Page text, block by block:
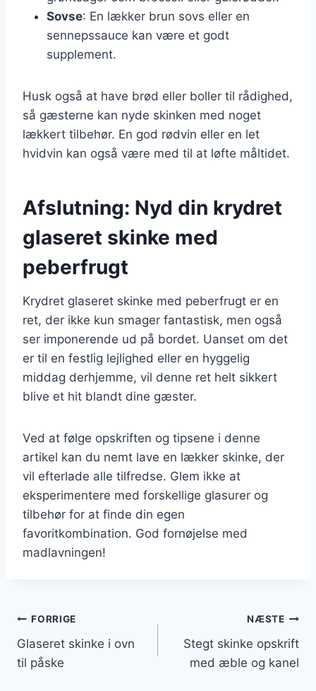
Sovse: En lækker brun sovs eller en
sennepssauce kan være et godt
supplement.
Husk også at have brød eller boller til rådighed,
så gæsterne kan nyde skinken med noget
lækkert tilbehør. En god rødvin eller en let
hvidvin kan også være med til at løfte måltidet.
Afslutning: Nyd din krydret
glaseret skinke med
peberfrugt
Krydret glaseret skinke med peberfrugt er en
ret, der ikke kun smager fantastisk, men også
ser imponerende ud på bordet. Uanset om det
er til en festlig lejlighed eller en hyggelig
middag derhjemme, vil denne ret helt sikkert
blive et hit blandt dine gæster.
Ved at følge opskriften og tipsene i denne
artikel kan du nemt lave en lækker skinke, der
vil efterlade alle tilfredse. Glem ikke at
eksperimentere med forskellige glasurer og
tilbehør for at finde din egen
favoritkombination. God fornøjelse med
madlavningen!
Indlægsnavigation
FORRIGE
Glaseret skinke i ovn
til påske
NÆSTE
Stegt skinke opskrift
med æble og kanel